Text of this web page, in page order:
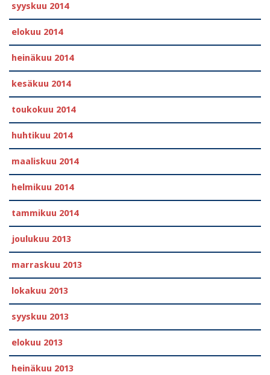
syyskuu 2014
elokuu 2014
heinäkuu 2014
kesäkuu 2014
toukokuu 2014
huhtikuu 2014
maaliskuu 2014
helmikuu 2014
tammikuu 2014
joulukuu 2013
marraskuu 2013
lokakuu 2013
syyskuu 2013
elokuu 2013
heinäkuu 2013